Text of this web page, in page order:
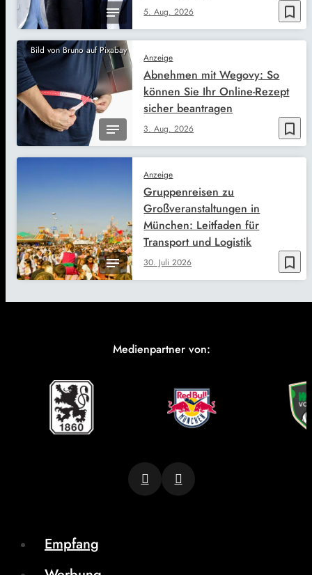
bookmark_border
5. Aug. 2026
Bild von Bruno auf Pixabay
bookmark_border
Anzeige
3. Aug. 2026
Abnehmen mit Wegovy: So
können Sie Ihr Online-Rezept
sicher beantragen
bookmark_border
Anzeige
30. Juli 2026
Gruppenreisen zu
Großveranstaltungen in
München: Leitfaden für
Transport und Logistik
Medienpartner von:
Empfang